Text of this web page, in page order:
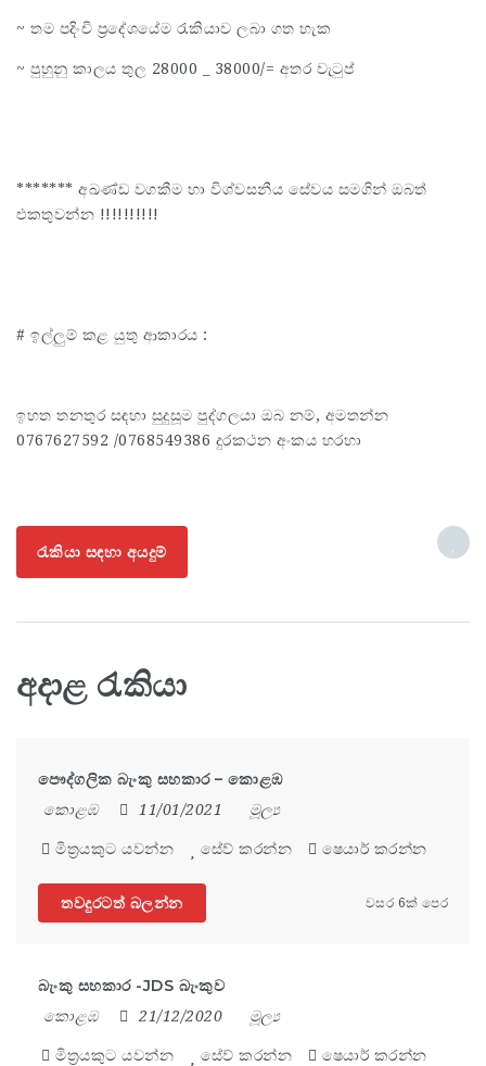
~ තම පදිංචි ප්‍රදේශයේම රැකියාව ලබා ගත හැක
~ පුහුනු කාලය තුල 28000 _ 38000/= අතර වැටුප්
******* අඛණ්ඩ වගකීම හා විශ්වසනීය සේවය සමගින් ඔබත්
එකතුවන්න !!!!!!!!!!
# ඉල්ලුම් කළ යුතු ආකාරය :
ඉහත තනතුර සඳහා සුදුසූම පුද්ගලයා ඔබ නම්, අමතන්න
0767627592 /0768549386 දුරකථන අංකය හරහා
රැකියා සඳහා අයදුම්
අදාළ රැකියා
පෞද්ගලික බැංකු සහකාර – කොළඹ
කොළඹ 11/01/2021 මූල්‍ය
මිත්‍රයකුට යවන්න සේව් කරන්න ෂෙයාර් කරන්න
තවදුරටත් බලන්න වසර 6ක් පෙර
බැංකු සහකාර -JDS බැංකුව
කොළඹ 21/12/2020 මූල්‍ය
මිත්‍රයකුට යවන්න සේව් කරන්න ෂෙයාර් කරන්න